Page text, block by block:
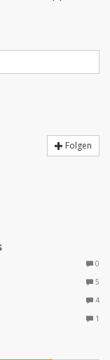
Folgen
0
5
4
1